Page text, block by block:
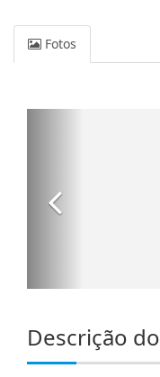
Fotos
Descrição do